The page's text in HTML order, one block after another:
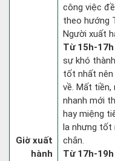
Giờ xuất
hành
công việc
theo hướng
Người xuất
Từ 15h-
sự khó
tốt nhất nên
về. Mất
nhanh mới
hay miệng
la nhưng tốt
chắn.
Từ 17h-